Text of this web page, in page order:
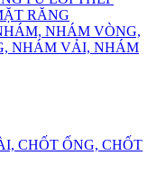
RĂNG
NHÁM VÒNG,
NHÁM VẢI, NHÁM
CHỐT ỐNG, CHỐT